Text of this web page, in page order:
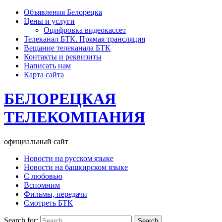
Объявления Белорецка
Цены и услуги
Оцифровка видеокассет
Телеканал БТК. Прямая трансляция
Вещание телеканала БТК
Контакты и реквизиты
Написать нам
Карта сайта
БЕЛОРЕЦКАЯ
ТЕЛЕКОМПАНИЯ
официальный сайт
Новости на русском языке
Новости на башкирском языке
С любовью
Вспомним
Фильмы, передачи
Смотреть БТК
Search for: